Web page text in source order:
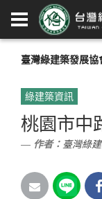
臺灣綠建築發展協
綠建築資訊
桃園市中
作者： 臺灣綠